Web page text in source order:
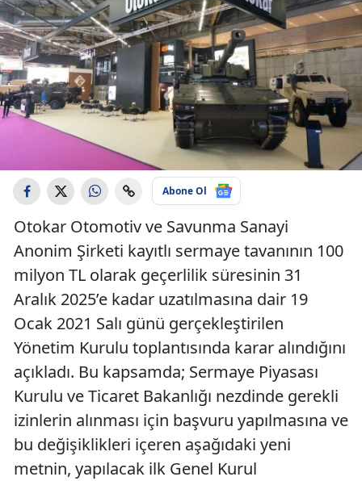
Abone Ol
Otokar Otomotiv ve Savunma Sanayi
Anonim Şirketi kayıtlı sermaye tavanının 100
milyon TL olarak geçerlilik süresinin 31
Aralık 2025’e kadar uzatılmasına dair 19
Ocak 2021 Salı günü gerçekleştirilen
Yönetim Kurulu toplantısında karar alındığını
açıkladı. Bu kapsamda; Sermaye Piyasası
Kurulu ve Ticaret Bakanlığı nezdinde gerekli
izinlerin alınması için başvuru yapılmasına ve
bu değişiklikleri içeren aşağıdaki yeni
metnin, yapılacak ilk Genel Kurul